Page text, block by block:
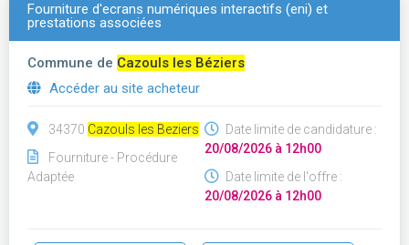
Fourniture d'ecrans numériques interactifs (eni) et
prestations associées
Commune de Cazouls les Béziers
Accéder au site acheteur
34370 Cazouls les Beziers
Fourniture - Procédure
Adaptée
Date limite de candidature :
20/08/2026 à 12h00
Date limite de l'offre :
20/08/2026 à 12h00